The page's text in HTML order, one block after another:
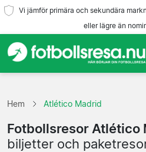
Vi jämför primära och sekundära
eller lägre än
Lag
Ligor
Hem Atlético Madrid
Fotbollsresor Atlético
biljetter och